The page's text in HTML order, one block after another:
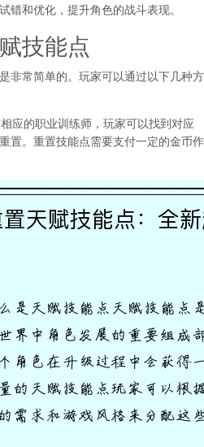
错和优化，提升角色的战斗表现。
技能点
非常简单的。玩家可以通过以下几种方
应的职业训练师，玩家可以找到对应
置。重置技能点需要支付一定的金币作